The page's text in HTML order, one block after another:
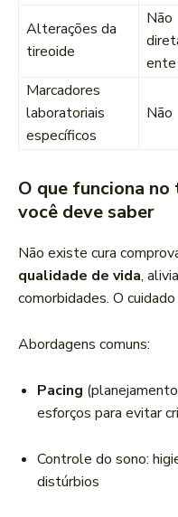
Alterações da
tireoide
Não
ente
Marcadores
laboratoriais
específicos
Não
O que funciona
você deve saber
Não existe cura
qualidade de vida,
comorbidades. O
Abordagens comuns:
Pacing
esforços para evitar
Controle do sono:
distúrbios